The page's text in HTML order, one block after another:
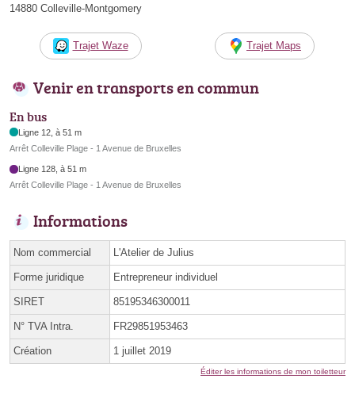
14880 Colleville-Montgomery
Trajet Waze Trajet Maps
Venir en transports en commun
En bus
Ligne 12, à 51 m
Arrêt Colleville Plage - 1 Avenue de Bruxelles
Ligne 128, à 51 m
Arrêt Colleville Plage - 1 Avenue de Bruxelles
Informations
Nom commercial L'Atelier de Julius
Forme juridique Entrepreneur individuel
SIRET 85195346300011
N° TVA Intra. FR29851953463
Création 1 juillet 2019
Éditer les informations de mon toiletteur